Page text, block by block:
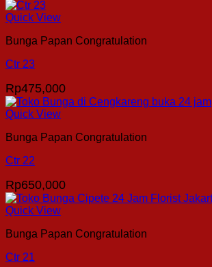
Quick View
Bunga Papan Congratulation
Ctr 23
Rp475,000
Quick View
Bunga Papan Congratulation
Ctr 22
Rp650,000
Quick View
Bunga Papan Congratulation
Ctr 21